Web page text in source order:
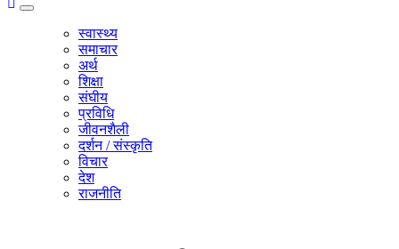
स्वास्थ्य
समाचार
अर्थ
शिक्षा
संघीय
प्रविधि
जीवनशैली
दर्शन / संस्कृति
विचार
देश
राजनीति